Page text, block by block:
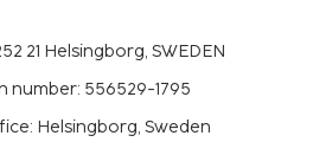
21 Helsingborg, SWEDEN
number: 556529-1795
Helsingborg, Sweden